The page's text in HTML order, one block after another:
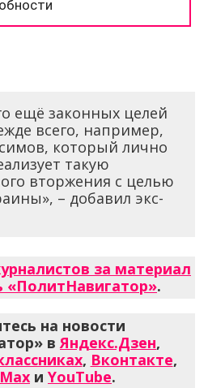
ещё законных целей
всего, например,
который лично
такую
вторжения с целью
– добавил экс-
за материал
«ПолитНавигатор».
на новости
вЯндекс.Дзен,
, Вконтакте,
Max и YouTube.